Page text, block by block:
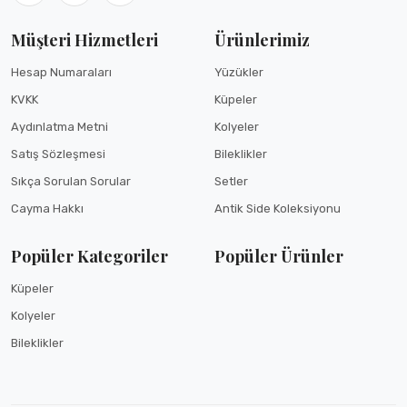
Müşteri Hizmetleri
Hesap Numaraları
KVKK
Aydınlatma Metni
Satış Sözleşmesi
Sıkça Sorulan Sorular
Cayma Hakkı
Ürünlerimiz
Yüzükler
Küpeler
Kolyeler
Bileklikler
Setler
Antik Side Koleksiyonu
Popüler Kategoriler
Küpeler
Kolyeler
Bileklikler
Popüler Ürünler